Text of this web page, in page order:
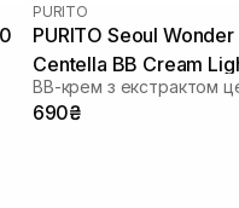
PURITO
PURITO Seoul
Centella BB Cream
30 мл
ВВ-крем з екстрактом
690₴